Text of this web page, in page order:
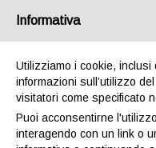
Informativa
Utilizziamo i cookie,
informazioni sull’utilizzo
visitatori come specificato
Puoi acconsentirne
interagendo con un link o